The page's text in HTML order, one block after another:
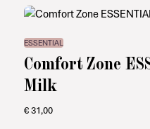
ESSENTIAL
Comfort Zone
Milk
€31,00